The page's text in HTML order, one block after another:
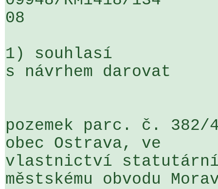
08
1) souhlasí
s návrhem darovat
pozemek parc. č.
obec Ostrava, ve
vlastnictví
městskému obvodu